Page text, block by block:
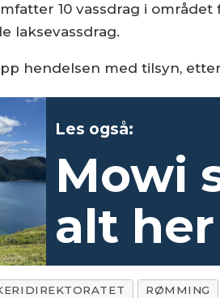
10 vassdrag i
laksevassdrag.
hendelsen med tilsyn,
Les også:
Mowi
alt her
RØMMING